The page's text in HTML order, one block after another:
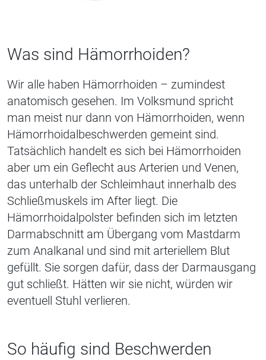
Was sind Hämorrhoiden?
Wir alle haben Hämorrhoiden – zumindest
anatomisch gesehen. Im Volksmund spricht
man meist nur dann von Hämorrhoiden, wenn
Hämorrhoidalbeschwerden gemeint sind.
Tatsächlich handelt es sich bei Hämorrhoiden
aber um ein Geflecht aus Arterien und Venen,
das unterhalb der Schleimhaut innerhalb des
Schließmuskels im After liegt. Die
Hämorrhoidalpolster befinden sich im letzten
Darmabschnitt am Übergang vom Mastdarm
zum Analkanal und sind mit arteriellem Blut
gefüllt. Sie sorgen dafür, dass der Darmausgang
gut schließt. Hätten wir sie nicht, würden wir
eventuell Stuhl verlieren.
So häufig sind Beschwerden